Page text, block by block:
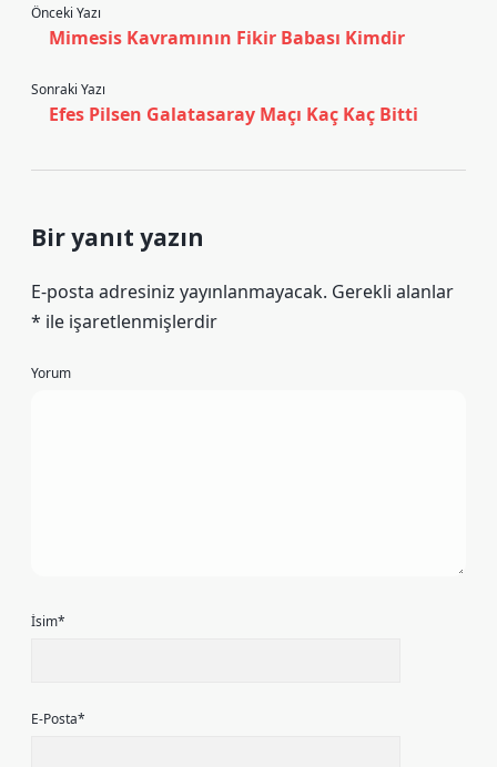
Önceki Yazı
Mimesis Kavramının Fikir Babası Kimdir
Sonraki Yazı
Efes Pilsen Galatasaray Maçı Kaç Kaç Bitti
Bir yanıt yazın
E-posta adresiniz yayınlanmayacak. Gerekli alanlar
* ile işaretlenmişlerdir
Yorum
İsim*
E-Posta*